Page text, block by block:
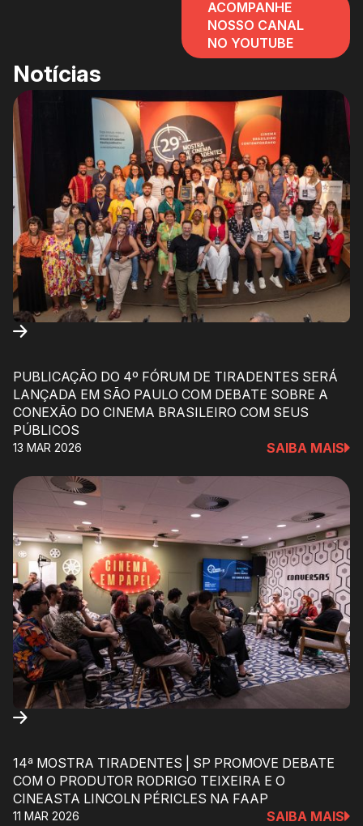
ACOMPANHE
NOSSO CANAL
NO YOUTUBE
Notícias
PUBLICAÇÃO DO 4º FÓRUM DE TIRADENTES SERÁ
LANÇADA EM SÃO PAULO COM DEBATE SOBRE A
CONEXÃO DO CINEMA BRASILEIRO COM SEUS
PÚBLICOS
13 MAR 2026 SAIBA MAIS
14ª MOSTRA TIRADENTES | SP PROMOVE DEBATE
COM O PRODUTOR RODRIGO TEIXEIRA E O
CINEASTA LINCOLN PÉRICLES NA FAAP
11 MAR 2026 SAIBA MAIS